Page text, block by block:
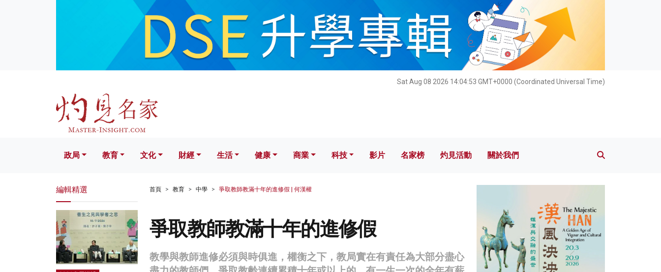
Sat Aug 08 2026 14:04:55 GMT+0000 (Coordinated Universal Time)
文化 財經 生活 健康 科技 影片 名家榜 灼見活動 關於我們
政局 教育 文化 財經 生活 健康 商業 科技 影片 名家榜 灼見活動 關於我們
首頁 教育 中學 爭取教師教滿十年的進修假 | 何漢權
爭取教師教滿十年的進修假
教學與教師進修必須與時俱進，權衡之下，教局實在有責任為大部分盡心
編輯精選